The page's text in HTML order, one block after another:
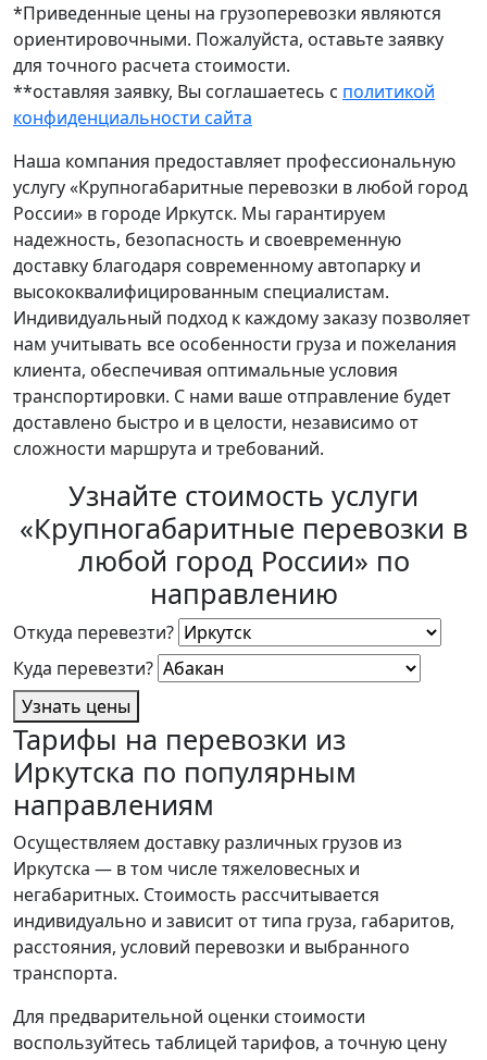
*Приведенные цены на грузоперевозки являются
ориентировочными. Пожалуйста, оставьте заявку
для точного расчета стоимости.
**оставляя заявку, Вы соглашаетесь с политикой
конфиденциальности сайта
Наша компания предоставляет профессиональную
услугу «Крупногабаритные перевозки в любой город
России» в городе Иркутск. Мы гарантируем
надежность, безопасность и своевременную
доставку благодаря современному автопарку и
высококвалифицированным специалистам.
Индивидуальный подход к каждому заказу позволяет
нам учитывать все особенности груза и пожелания
клиента, обеспечивая оптимальные условия
транспортировки. С нами ваше отправление будет
доставлено быстро и в целости, независимо от
сложности маршрута и требований.
Узнайте стоимость услуги
«Крупногабаритные перевозки в
любой город России» по
направлению
Откуда перевезти?
Куда перевезти?
Узнать цены
Тарифы на перевозки из
Иркутска по популярным
направлениям
Осуществляем доставку различных грузов из
Иркутска — в том числе тяжеловесных и
негабаритных. Стоимость рассчитывается
индивидуально и зависит от типа груза, габаритов,
расстояния, условий перевозки и выбранного
транспорта.
Для предварительной оценки стоимости
воспользуйтесь таблицей тарифов, а точную цену